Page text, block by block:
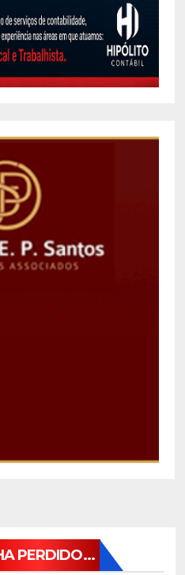
PERDIDO...